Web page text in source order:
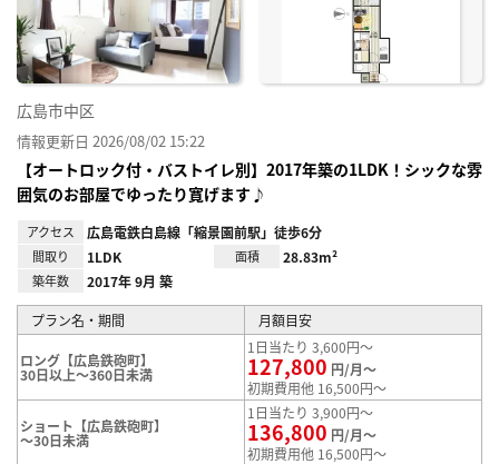
広島市中区
情報更新日 2026/08/02 15:22
【オートロック付・バストイレ別】2017年築の1LDK！シックな雰
囲気のお部屋でゆったり寛げます♪
アクセス 広島電鉄白島線「縮景園前駅」徒歩6分
間取り 1LDK 面積 28.83m²
築年数 2017年 9月 築
プラン名・期間 月額目安
ロング【広島鉄砲町】
30日以上～360日未満
1日当たり 3,600円～
127,800 円/月～
初期費用他 16,500円～
ショート【広島鉄砲町】
～30日未満
1日当たり 3,900円～
136,800 円/月～
初期費用他 16,500円～